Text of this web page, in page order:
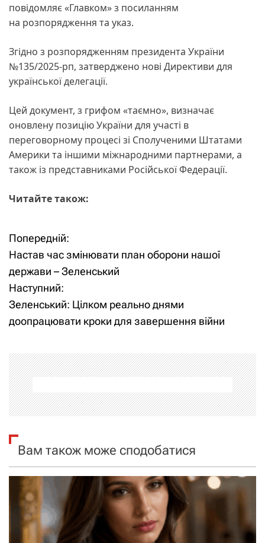
повідомляє «Главком» з посиланням
на розпорядження та указ.
Згідно з розпорядженням президента України
№135/2025-рп, затверджено нові Директиви для
української делегації.
Цей документ, з грифом «таємно», визначає
оновлену позицію України для участі в
переговорному процесі зі Сполученими Штатами
Америки та іншими міжнародними партнерами, а
також із представниками Російської Федерації.
Читайте також:
Н
а
в
і
а
ц
і
я
з
Попередній:
Настав час змінювати план оборони нашої
держави – Зеленський
Наступний:
Зеленський: Цілком реально днями
доопрацювати кроки для завершення війни
Вам також може сподобатися